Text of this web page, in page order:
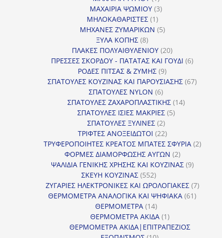
προϊόν
ΜΑΧΑΙΡΙΑ ΨΩΜΙΟΥ 33
ΜΗΛΟΚΑΘΑΡΙΣΤΕΣ 11
προϊόν
ΜΗΧΑΝΕΣ ΖΥΜΑΡΙΚΩΝ 55
ΞΥΛΑ ΚΟΠΗΣ 88
προϊόντα
ΠΛΑΚΕΣ ΠΟΛΥΑΙΘΥΛΕΝΙΟΥ 2020
προϊόντα
ΠΡΕΣΣΕΣ ΣΚΟΡΔΟΥ - ΠΑΤΑΤΑΣ ΚΑΙ ΓΟΥΔΙ 66
ΡΟΔΕΣ ΠΙΤΣΑΣ & ΖΥΜΗΣ 99
προϊόντα
ΣΠΑΤΟΥΛΕΣ ΚΟΥΖΙΝΑΣ ΚΑΙ ΠΑΡΟΥΣΙΑΣΗΣ 6767
ΣΠΑΤΟΥΛΕΣ NYLON 66
προϊόντα
ΣΠΑΤΟΥΛΕΣ ΖΑΧΑΡΟΠΛΑΣΤΙΚΗΣ 1414
ΣΠΑΤΟΥΛΕΣ ΙΣΙΕΣ ΜΑΚΡΙΕΣ 55
ΣΠΑΤΟΥΛΕΣ ΞΥΛΙΝΕΣ 22
προϊόντα
ΤΡΙΦΤΕΣ ΑΝΟΞΕΙΔΩΤΟΙ 2222
προϊόντα
ΤΡΥΦΕΡΟΠΟΙΗΤΕΣ ΚΡΕΑΤΟΣ ΜΠΑΤΕΣ ΣΦΥΡΙΑ 22
ΦΟΡΜΕΣ ΔΙΑΜΟΡΦΩΣΗΣ ΑΥΓΩΝ 22
προϊόντα
ΨΑΛΙΔΙΑ ΓΕΝΙΚΗΣ ΧΡΗΣΗΣ ΚΑΙ ΚΟΥΖΙΝΑΣ 99
ΣΚΕΥΗ ΚΟΥΖΙΝΑΣ 552552
προϊόντα
ΖΥΓΑΡΙΕΣ ΗΛΕΚΤΡΟΝΙΚΕΣ ΚΑΙ ΩΡΟΛΟΓΙΑΚΕΣ 77
ΘΕΡΜΟΜΕΤΡΑ ΑΝΑΛΟΓΙΚΑ ΚΑΙ ΨΗΦΙΑΚΑ 6161
ΘΕΡΜΟΜΕΤΡΑ 1414
προϊόντα
ΘΕΡΜΟΜΕΤΡΑ ΑΚΙΔΑ 11
προϊόν
ΘΕΡΜΟΜΕΤΡΑ ΑΚΙΔΑ|ΕΠΙΤΡΑΠΕΖΙΟΣ